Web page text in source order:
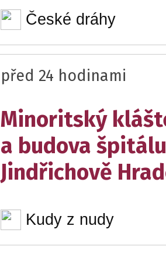
České dráhy
před 24 hodinami
Minoritský
a budova
Jindřichově
Kudy z nudy